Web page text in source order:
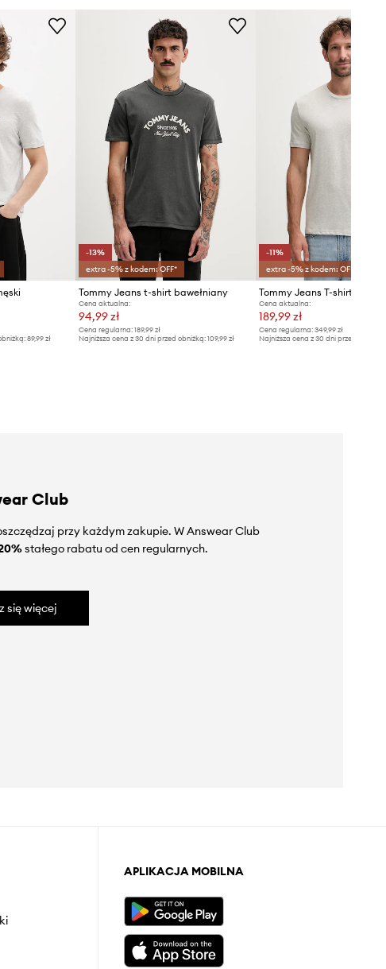
89,99 zł
-13%
extra -5% z kodem: OFF*
Tommy Jeans t-shirt bawełniany
Cena aktualna:
94,99 zł
Cena regularna:189,99 zł
Najniższa cena z 30 dni przed obniżką:109,99 zł
-11%
extra -5% z kodem: OFF*
Cena aktualna:
189,99 zł
Cena regularna: 349,99 zł
Najniższa cena z 30 dni przed obniżką:
Club
przy każdym zakupie. W Answear Club
stałego rabatu od cen regularnych.
się więcej
APLIKACJA MOBILNA